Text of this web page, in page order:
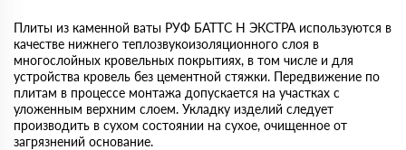
Плиты из каменной ваты РУФ БАТТС Н ЭКСТРА используются в
качестве нижнего теплозвукоизоляционного слоя в
многослойных кровельных покрытиях, в том числе и для
устройства кровель без цементной стяжки. Передвижение по
плитам в процессе монтажа допускается на участках с
уложенным верхним слоем. Укладку изделий следует
производить в сухом состоянии на сухое, очищенное от
загрязнений основание.